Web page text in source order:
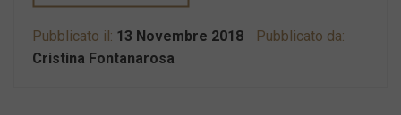
Pubblicato il: 13 Novembre 2018
Pubblicato da:
Cristina Fontanarosa